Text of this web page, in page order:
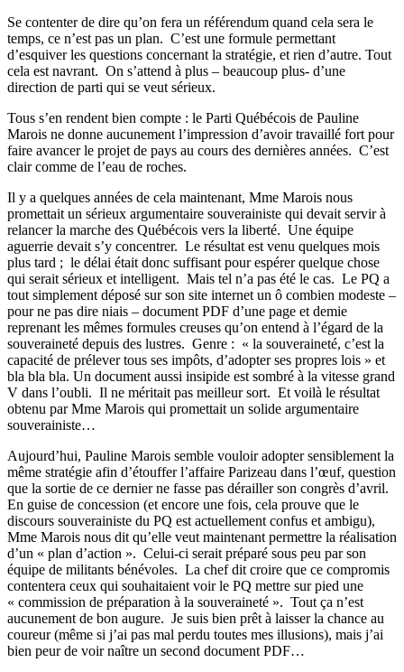
Se contenter de dire qu’on fera un référendum quand cela sera le
temps, ce n’est pas un plan. C’est une formule permettant
d’esquiver les questions concernant la stratégie, et rien d’autre. Tout
cela est navrant. On s’attend à plus – beaucoup plus- d’une
direction de parti qui se veut sérieux.
Tous s’en rendent bien compte : le Parti Québécois de Pauline
Marois ne donne aucunement l’impression d’avoir travaillé fort pour
faire avancer le projet de pays au cours des dernières années. C’est
clair comme de l’eau de roches.
Il y a quelques années de cela maintenant, Mme Marois nous
promettait un sérieux argumentaire souverainiste qui devait servir à
relancer la marche des Québécois vers la liberté. Une équipe
aguerrie devait s’y concentrer. Le résultat est venu quelques mois
plus tard ; le délai était donc suffisant pour espérer quelque chose
qui serait sérieux et intelligent. Mais tel n’a pas été le cas. Le PQ a
tout simplement déposé sur son site internet un ô combien modeste –
pour ne pas dire niais – document PDF d’une page et demie
reprenant les mêmes formules creuses qu’on entend à l’égard de la
souveraineté depuis des lustres. Genre : « la souveraineté, c’est la
capacité de prélever tous ses impôts, d’adopter ses propres lois » et
bla bla bla. Un document aussi insipide est sombré à la vitesse grand
V dans l’oubli. Il ne méritait pas meilleur sort. Et voilà le résultat
obtenu par Mme Marois qui promettait un solide argumentaire
souverainiste…
Aujourd’hui, Pauline Marois semble vouloir adopter sensiblement la
même stratégie afin d’étouffer l’affaire Parizeau dans l’œuf, question
que la sortie de ce dernier ne fasse pas dérailler son congrès d’avril.
En guise de concession (et encore une fois, cela prouve que le
discours souverainiste du PQ est actuellement confus et ambigu),
Mme Marois nous dit qu’elle veut maintenant permettre la réalisation
d’un « plan d’action ». Celui-ci serait préparé sous peu par son
équipe de militants bénévoles. La chefdit croire que ce compromis
contentera ceux qui souhaitaient voir le PQ mettre sur pied une
« commission de préparation à la souveraineté ». Tout ça n’est
aucunement de bon augure. Je suis bien prêt à laisser la chance au
coureur (même si j’ai pas mal perdu toutes mes illusions), mais j’ai
bien peur de voir naître un second document PDF…